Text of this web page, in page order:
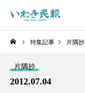
特集記事 片隅抄
片隅抄
2012.07.04